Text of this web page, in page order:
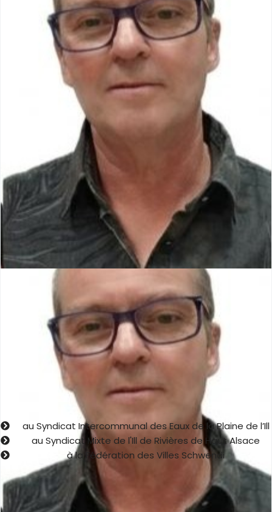
Philippe RAFFAINER
Membre de la commission Urbanisme Construction Travaux
entretien des bâtiments communaux.
Membre de la Commission Communale Consultative des
Sapeurs-Pompiers Volontaires.
Membre de la Commission Communale des Impôts Directs.
Délégué de la commune :
au Syndicat Intercommunal des Eaux de la Plaine de l’Ill
au Syndicat Mixte de l'Ill de Rivières de Haut Alsace
à la Fédération des Villes Schwendi